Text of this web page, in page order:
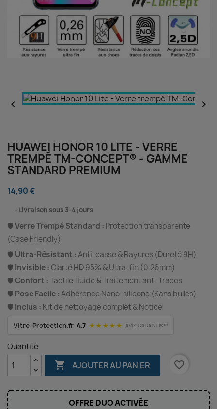
 
HUAWEI HONOR 10 LITE - VERRE
TREMPÉ TM-CONCEPT® - GAMME
STANDARD PREMIUM
14,90 €
Livraison sous 3-4 jours
🛡️Verre Trempé Standard : Protection transparente
(Case Friendly)
🛡️ Ultra-Résistant :Anti-casse & Rayures (Dureté 9H)
🛡️ Invisible : Clarté HD 95% & Ultra-fin (0,26mm)
🛡️ Confort :Tactile fluide & Traitement anti-traces
🛡️ Pose Facile :Adhérence Nano-silicone (Sans bulles)
🛡️ Inclus : Kit de nettoyage complet & Notice
Vitre-Protection.fr 4,7 ★★★★★ AVIS GARANTIS™
Quantité
 AJOUTER AU PANIER favorite_border
OFFRE DUO ACTIVÉE